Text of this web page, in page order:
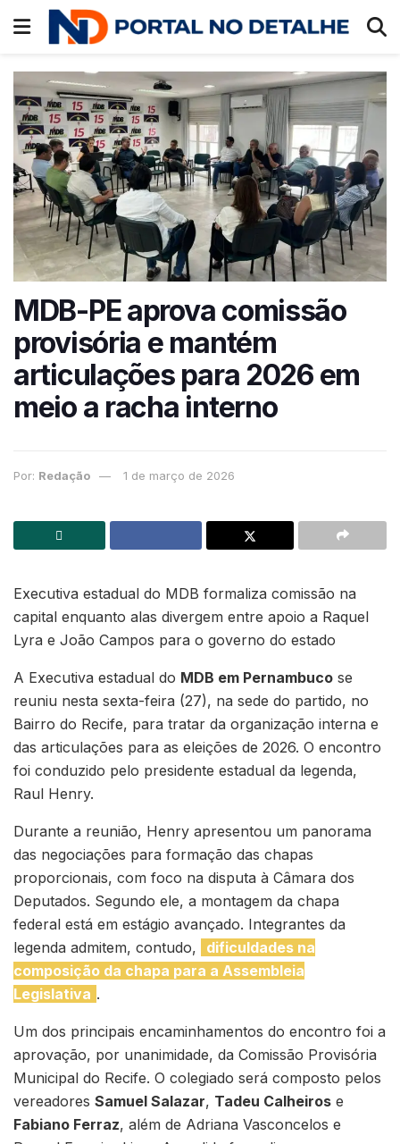
MDB-PE aprova comissão
provisória e mantém
articulações para 2026 em
meio a racha interno
Por: Redação 1 de março de 2026
Executiva estadual do MDB formaliza comissão na
capital enquanto alas divergem entre apoio a Raquel
Lyra e João Campos para o governo do estado
A Executiva estadual do MDB em Pernambuco se
reuniu nesta sexta-feira (27), na sede do partido, no
Bairro do Recife, para tratar da organização interna e
das articulações para as eleições de 2026. O encontro
foi conduzido pelo presidente estadual da legenda,
Raul Henry.
Durante a reunião, Henry apresentou um panorama
das negociações para formação das chapas
proporcionais, com foco na disputa à Câmara dos
Deputados. Segundo ele, a montagem da chapa
federal está em estágio avançado. Integrantes da
legenda admitem, contudo,
dificuldades na
composição da chapa para a Assembleia
Legislativa .
Um dos principais encaminhamentos do encontro foi a
aprovação, por unanimidade, da Comissão Provisória
Municipal do Recife. O colegiado será composto pelos
vereadores Samuel Salazar, Tadeu Calheiros e
Fabiano Ferraz, além de Adriana Vasconcelos e